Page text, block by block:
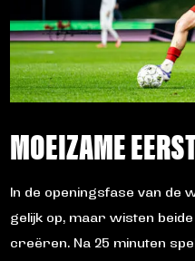
MOEIZAME
In de openingsfase van de
gelijk op, maar wisten
creëren. Na 25 minuten